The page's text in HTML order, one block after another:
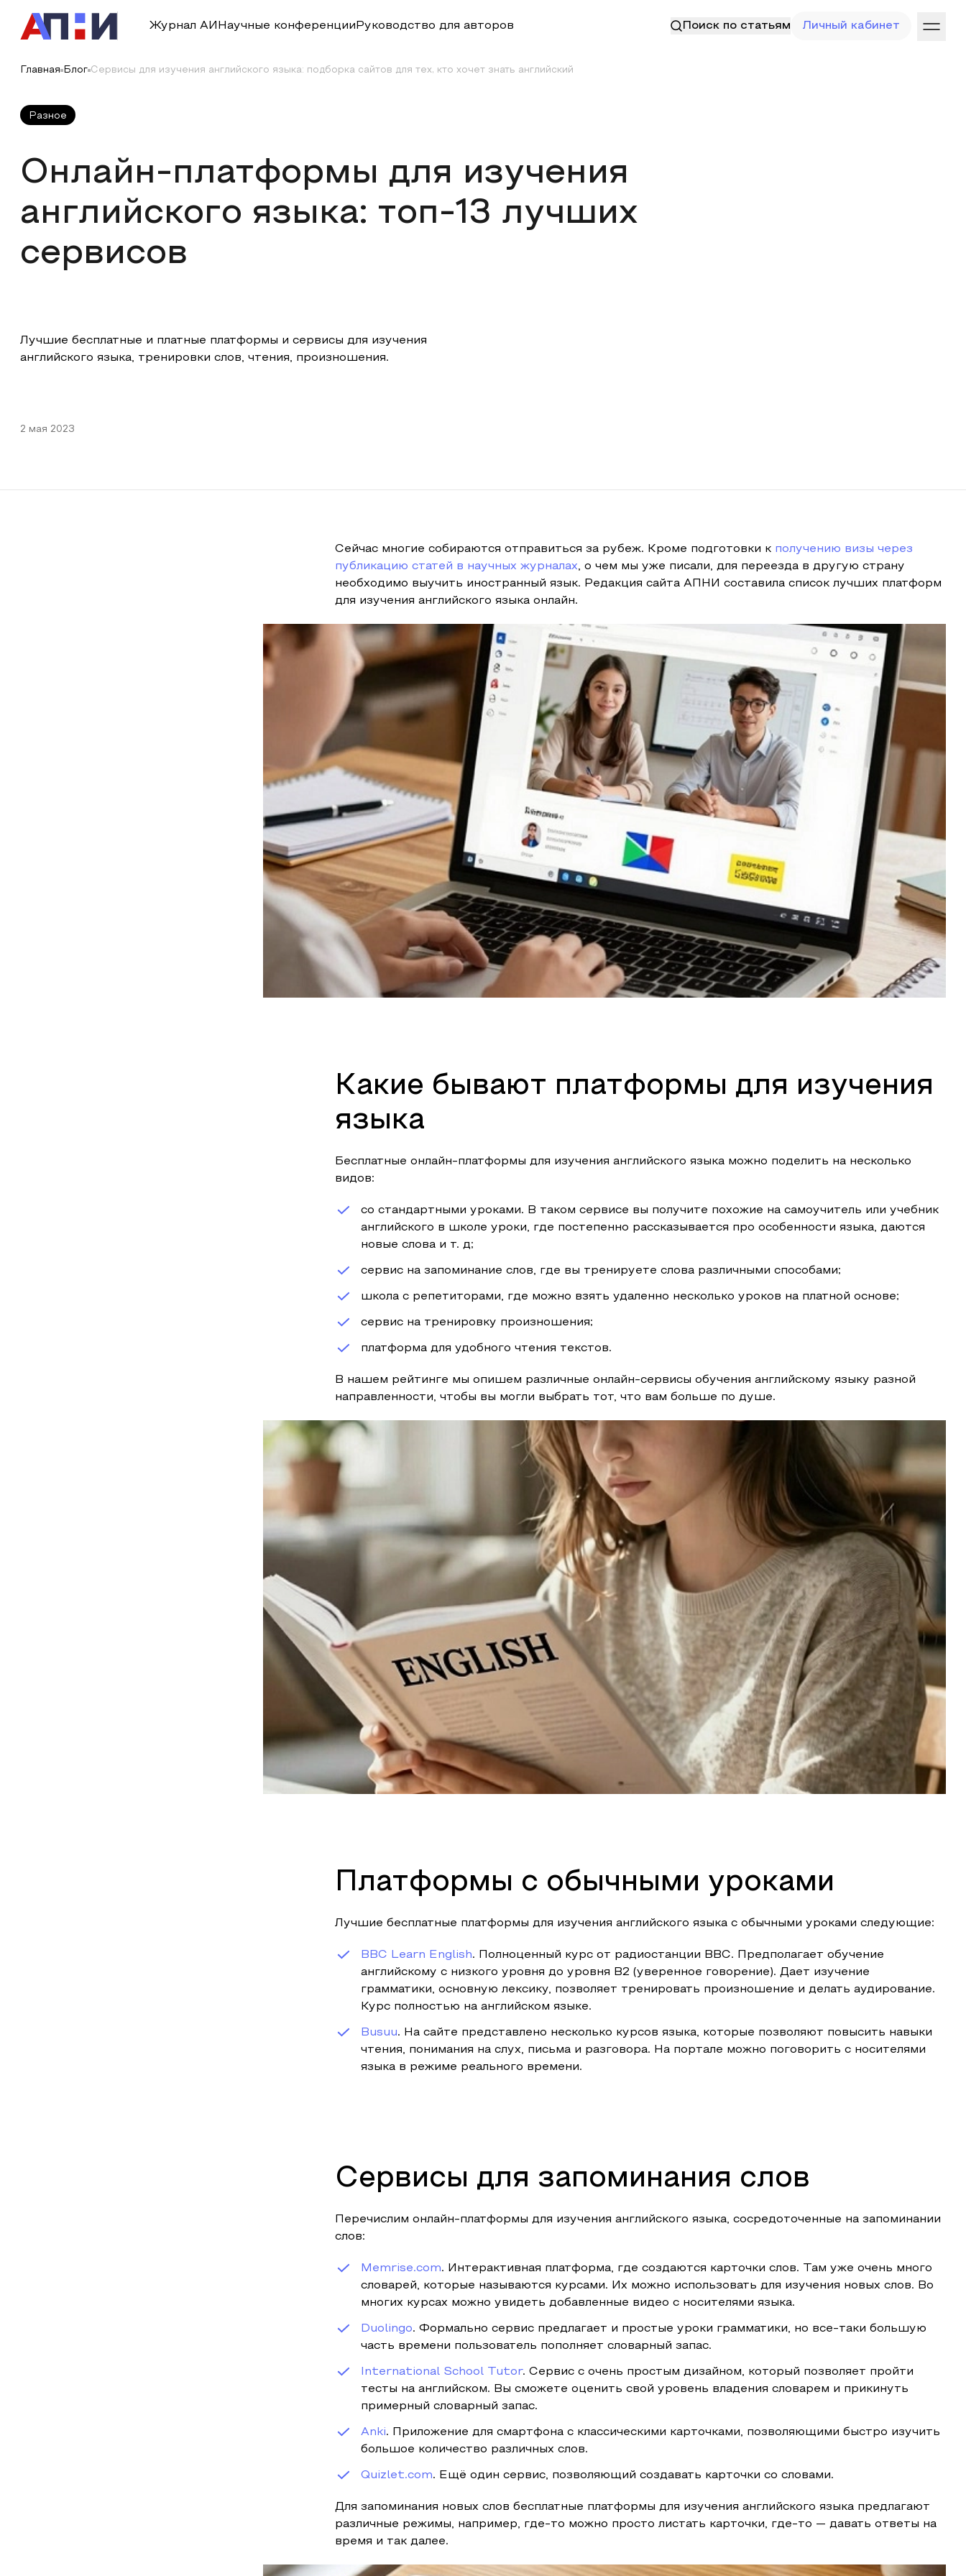
Журнал АИ Научные конференции Руководство для авторов Поиск по статьям Личный кабинет
Главная Блог Сервисы для изучения английского языка: подборка сайтов для тех, кто хочет знать английский
Разное
Онлайн-платформы для изучения
английского языка: топ-13 лучших
сервисов
Лучшие бесплатные и платные платформы и сервисы для изучения
английского языка, тренировки слов, чтения, произношения.
2 мая 2023
Сейчас многие собираются отправиться за рубеж. Кроме подготовки к получению визы через
публикацию статей в научных журналах, о чем мы уже писали, для переезда в другую страну
необходимо выучить иностранный язык. Редакция сайта АПНИ составила список лучших платформ
для изучения английского языка онлайн.
Какие бывают платформы для изучения
языка
Бесплатные онлайн-платформы для изучения английского языка можно поделить на несколько
видов:
со стандартными уроками. В таком сервисе вы получите похожие на самоучитель или учебник
английского в школе уроки, где постепенно рассказывается про особенности языка, даются
новые слова и т. д;
сервис на запоминание слов, где вы тренируете слова различными способами;
школа с репетиторами, где можно взять удаленно несколько уроков на платной основе;
сервис на тренировку произношения;
платформа для удобного чтения текстов.
В нашем рейтинге мы опишем различные онлайн-сервисы обучения английскому языку разной
направленности, чтобы вы могли выбрать тот, что вам больше по душе.
Платформы с обычными уроками
Лучшие бесплатные платформы для изучения английского языка с обычными уроками следующие:
BBC Learn English. Полноценный курс от радиостанции BBC. Предполагает обучение
английскому с низкого уровня до уровня B2 (уверенное говорение). Дает изучение
грамматики, основную лексику, позволяет тренировать произношение и делать аудирование.
Курс полностью на английском языке.
Busuu. На сайте представлено несколько курсов языка, которые позволяют повысить навыки
чтения, понимания на слух, письма и разговора. На портале можно поговорить с носителями
языка в режиме реального времени.
Сервисы для запоминания слов
Перечислим онлайн-платформы для изучения английского языка, сосредоточенные на запоминании
слов:
Memrise.com. Интерактивная платформа, где создаются карточки слов. Там уже очень много
словарей, которые называются курсами. Их можно использовать для изучения новых слов. Во
многих курсах можно увидеть добавленные видео с носителями языка.
Duolingo. Формально сервис предлагает и простые уроки грамматики, но все-таки большую
часть времени пользователь пополняет словарный запас.
International School Tutor. Сервис с очень простым дизайном, который позволяет пройти
тесты на английском. Вы сможете оценить свой уровень владения словарем и прикинуть
примерный словарный запас.
Anki. Приложение для смартфона с классическими карточками, позволяющими быстро изучить
большое количество различных слов.
Quizlet.com. Ещё один сервис, позволяющий создавать карточки со словами.
Для запоминания новых слов бесплатные платформы для изучения английского языка предлагают
различные режимы, например, где-то можно просто листать карточки, где-то — давать ответы на
время и так далее.